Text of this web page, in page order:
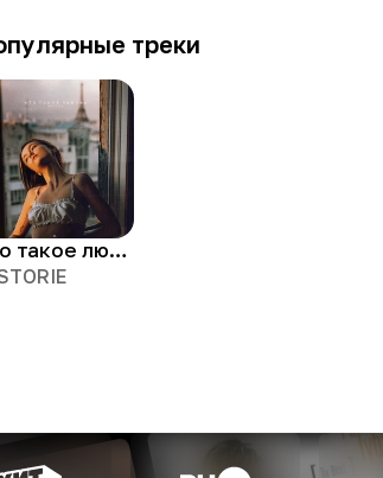
треки
что такое любовь